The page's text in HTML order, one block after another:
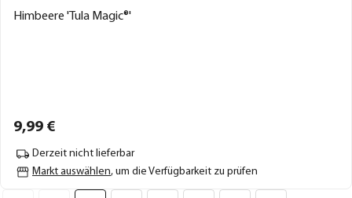
Himbeere 'Tula Magic®'
9,99 €
Derzeit nicht lieferbar
Markt auswählen, um die Verfügbarkeit zu prüfen